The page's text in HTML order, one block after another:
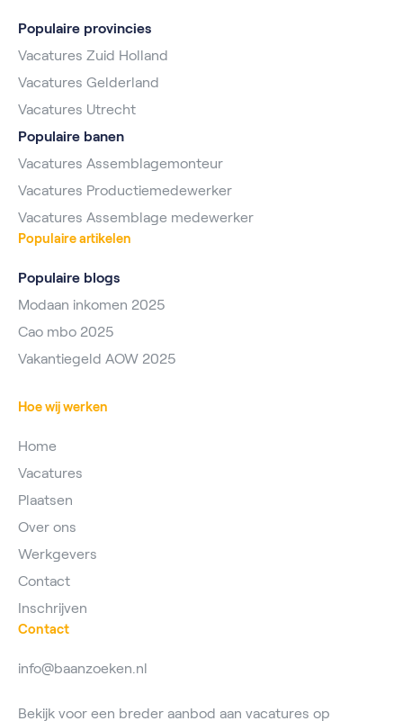
Populaire provincies
Vacatures Zuid Holland
Vacatures Gelderland
Vacatures Utrecht
Populaire banen
Vacatures Assemblagemonteur
Vacatures Productiemedewerker
Vacatures Assemblage medewerker
Populaire artikelen
Populaire blogs
Modaan inkomen 2025
Cao mbo 2025
Vakantiegeld AOW 2025
Hoe wij werken
Home
Vacatures
Plaatsen
Over ons
Werkgevers
Contact
Inschrijven
Contact
info@baanzoeken.nl
Bekijk voor een breder aanbod aan vacatures op